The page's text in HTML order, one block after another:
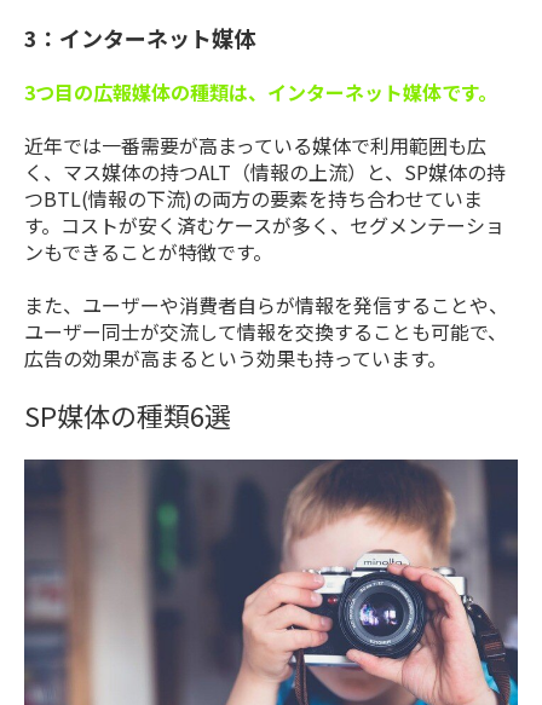
3：インターネット媒体
3つ目の広報媒体の種類は、インターネット媒体です。
近年では一番需要が高まっている媒体で利用範囲も広
く、マス媒体の持つALT（情報の上流）と、SP媒体の持
つBTL(情報の下流)の両方の要素を持ち合わせていま
す。コストが安く済むケースが多く、セグメンテーショ
ンもできることが特徴です。
また、ユーザーや消費者自らが情報を発信することや、
ユーザー同士が交流して情報を交換することも可能で、
広告の効果が高まるという効果も持っています。
SP媒体の種類6選